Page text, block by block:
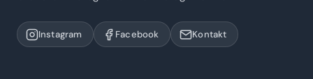
Instagram Facebook Kontakt